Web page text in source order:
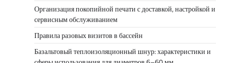
Организация покопийной печати с доставкой, настройкой и
сервисным обслуживанием
Правила разовых визитов в бассейн
Базальтовый теплоизоляционный шнур: характеристики и